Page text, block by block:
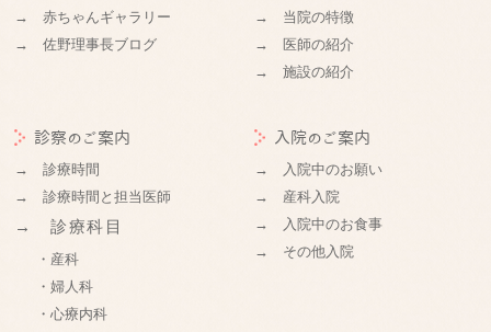
→ 赤ちゃんギャラリー
→ 佐野理事長ブログ
→ 当院の特徴
→ 医師の紹介
→ 施設の紹介
診察のご案内
→ 診療時間
→ 診療時間と担当医師
→ 診療科目
・産科
・婦人科
・心療内科
入院のご案内
→ 入院中のお願い
→ 産科入院
→ 入院中のお食事
→ その他入院